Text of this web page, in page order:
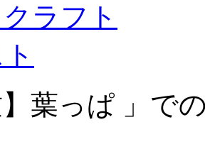
ラフト
】葉っぱ 」で